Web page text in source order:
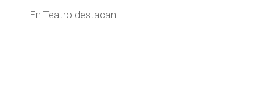
En Teatro destacan: